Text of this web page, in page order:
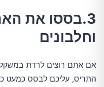
3.בססו את
וחלבונים
אם אתם רוצים לרדת
התריס, עליכם לבסס כמעט